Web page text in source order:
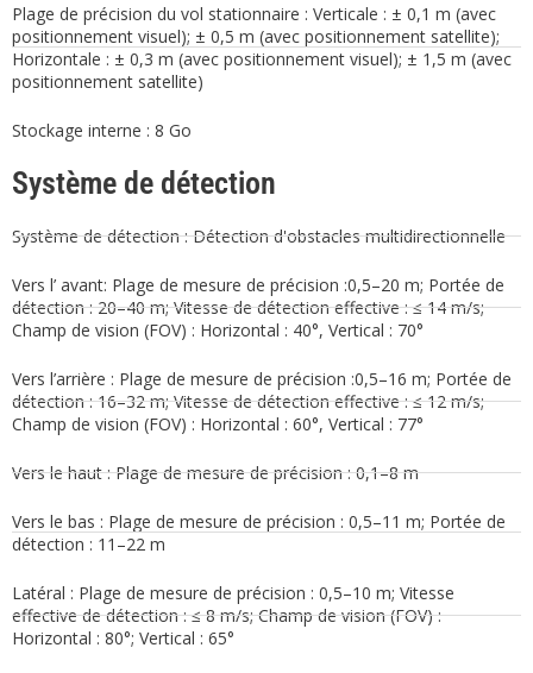
Plage de précision du vol stationnaire : Verticale : ± 0,1 m (avec
positionnement visuel); ± 0,5 m (avec positionnement satellite);
Horizontale : ± 0,3 m (avec positionnement visuel); ± 1,5 m (avec
positionnement satellite)
Stockage interne : 8 Go
Système de détection
Système de détection : Détection d'obstacles multidirectionnelle
Vers l’ avant: Plage de mesure de précision :0,5–20 m; Portée de
détection : 20–40 m; Vitesse de détection effective : ≤ 14 m/s;
Champ de vision (FOV) : Horizontal : 40°, Vertical : 70°
Vers l’arrière : Plage de mesure de précision :0,5–16 m; Portée de
détection : 16–32 m; Vitesse de détection effective : ≤ 12 m/s;
Champ de vision (FOV) : Horizontal : 60°, Vertical : 77°
Vers le haut : Plage de mesure de précision : 0,1–8 m
Vers le bas : Plage de mesure de précision : 0,5–11 m; Portée de
détection : 11–22 m
Latéral : Plage de mesure de précision : 0,5–10 m; Vitesse
effective de détection : ≤ 8 m/s; Champ de vision (FOV) :
Horizontal : 80°; Vertical : 65°